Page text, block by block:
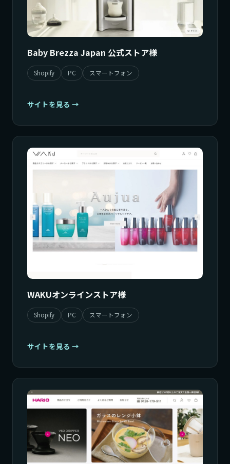
Baby Brezza Japan 公式ストア様
Shopify PC スマートフォン
サイトを見る
WAKUオンラインストア様
Shopify PC スマートフォン
サイトを見る